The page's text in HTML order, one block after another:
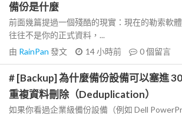
備份是什麼
前面幾篇提過一個殘酷的現實：現在的勒索軟
往往不是你的正式資料，...
由 RainPan 發文 14 小時前 0個留言
# [Backup] 為什麼備份設備可以塞進
重複資料刪除（Deduplication）
如果你看過企業級備份設備（例如 Dell